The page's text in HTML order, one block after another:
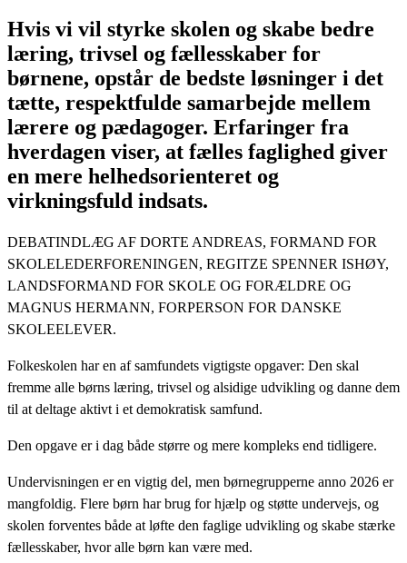
Hvis vi vil styrke skolen og skabe bedre
læring, trivsel og fællesskaber for
børnene, opstår de bedste løsninger i det
tætte, respektfulde samarbejde mellem
lærere og pædagoger. Erfaringer fra
hverdagen viser, at fælles faglighed giver
en mere helhedsorienteret og
virkningsfuld indsats.
DEBATINDLÆG AF DORTE ANDREAS, FORMAND FOR
SKOLELEDERFORENINGEN, REGITZE SPENNER ISHØY,
LANDSFORMAND FOR SKOLE OG FORÆLDRE OG
MAGNUS HERMANN, FORPERSON FOR DANSKE
SKOLEELEVER.
Folkeskolen har en af samfundets vigtigste opgaver: Den skal
fremme alle børns læring, trivsel og alsidige udvikling og danne dem
til at deltage aktivt i et demokratisk samfund.
Den opgave er i dag både større og mere kompleks end tidligere.
Undervisningen er en vigtig del, men børnegrupperne anno 2026 er
mangfoldig. Flere børn har brug for hjælp og støtte undervejs, og
skolen forventes både at løfte den faglige udvikling og skabe stærke
fællesskaber, hvor alle børn kan være med.